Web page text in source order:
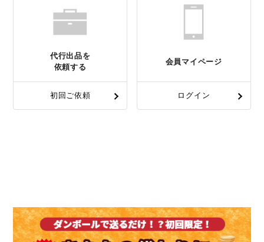
代行出品を
依頼する
初回ご依頼
会員マイページ
ログイン